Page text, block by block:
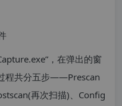
，在弹出的窗
程共分五步——Prescan
再次扫描)、Config